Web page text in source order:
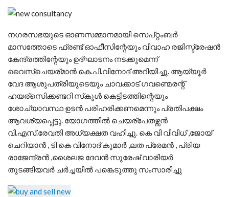
നഗരസഭയുടെ ഓണസമ്മാനമായി സെപ്റ്റംബര്‍
മാസത്തോടെ ഫ്രണ്ട് ഓഫീസിന്റേയും വിവാഹ രജിസ്ട്രേഷന്‍
കേന്ദ്രത്തിന്റേയും ഉദ്ഘാടനം നടക്കുമെന്ന്
വൈസ്ചെയര്മാ‍ന്‍ കെ.പി.വിനോദ് അറിയിച്ചു. ആയ്യൂർ
വേദ ആശുപത്രിയുടെയും ചാവക്കാട് ഗവണ്മെരന്റ്
ഹയര്സെിക്കണ്ടറി സ്‌കൂള്‍ കെട്ടിടത്തിന്റെയും
ശോച്യാവസ്ഥ ഉടന്‍ പരിഹരിക്കണമെന്നും പ്രതിപക്ഷം
ആവശ്യപ്പെട്ടു. യോഗത്തില്‍ ചെയര്പേതഴ്സന്‍
വി.എസ്.രേവതി അധ്യക്ഷത വഹിച്ചു. കെ വി വിവിധ് ,ജോയ്
ചെറിയാൻ , ടി കെ വിനോദ് കുമാർ ,ലത പ്രേമൻ , പ്രിയ
രാജേന്ദ്രൻ ,ശൈലജ ദേവൻ സുരേഷ് വാരിയർ
തുടങ്ങിയവർ ചർച്ചയിൽ പങ്കെടുത്തു സംസാരിച്ചു